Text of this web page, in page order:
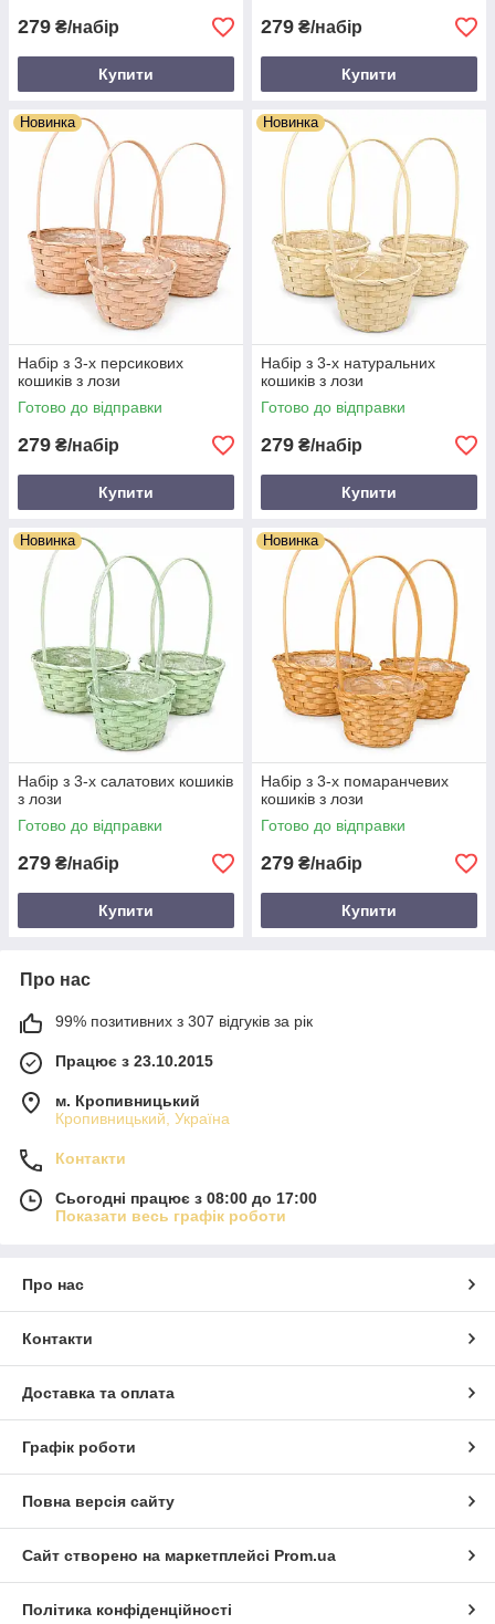
279 ₴/набір
Купити
279 ₴/набір
Купити
Новинка
Набір з 3-х персикових
кошиків з лози
Готово до відправки
279 ₴/набір
Купити
Новинка
Набір з 3-х натуральних
кошиків з лози
Готово до відправки
279 ₴/набір
Купити
Новинка
Набір з 3-х салатових кошиків
з лози
Готово до відправки
279 ₴/набір
Купити
Новинка
Набір з 3-х помаранчевих
кошиків з лози
Готово до відправки
279 ₴/набір
Купити
Про нас
99% позитивних з 307 відгуків за рік
Працює з 23.10.2015
м. Кропивницький
Кропивницький, Україна
Контакти
Сьогодні працює з 08:00 до 17:00
Показати весь графік роботи
Про нас
Контакти
Доставка та оплата
Графік роботи
Повна версія сайту
Сайт створено на маркетплейсі Prom.ua
Політика конфіденційності